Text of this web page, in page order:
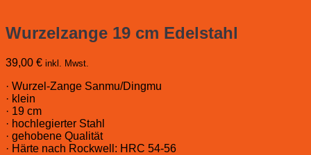
Wurzelzange 19 cm Edelstahl
39,00 € inkl. Mwst.
· Wurzel-Zange Sanmu/Dingmu
· klein
· 19 cm
· hochlegierter Stahl
· gehobene Qualität
· Härte nach Rockwell: HRC 54-56